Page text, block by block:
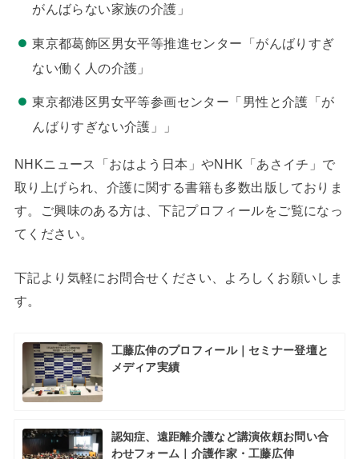
がんばらない家族の介護」
東京都葛飾区男女平等推進センター「がんばりすぎ
ない働く人の介護」
東京都港区男女平等参画センター「男性と介護「が
んばりすぎない介護」」
NHKニュース「おはよう日本」やNHK「あさイチ」で
取り上げられ、介護に関する書籍も多数出版しておりま
す。ご興味のある方は、下記プロフィールをご覧になっ
てください。
下記より気軽にお問合せください、よろしくお願いしま
す。
工藤広伸のプロフィール｜セミナー登壇と
メディア実績
認知症、遠距離介護など講演依頼お問い合
わせフォーム｜介護作家・工藤広伸